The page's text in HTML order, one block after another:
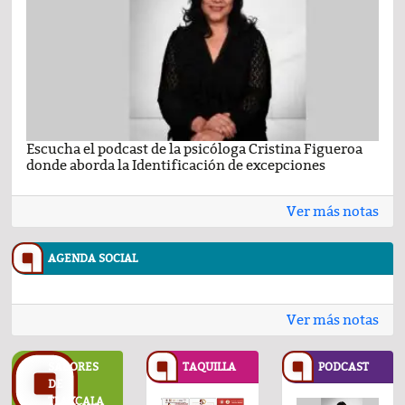
Escucha el podcast de la psicóloga Cristina Figueroa
donde aborda la Identificación de excepciones
Ver más notas
AGENDA SOCIAL
Ver más notas
SABORES
DE
TLAXCALA
TAQUILLA PODCAST